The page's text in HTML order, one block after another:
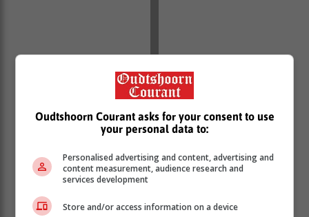
Oudtshoorn Courant asks for your consent to use
your personal data to:
Personalised advertising and content, advertising and
content measurement, audience research and
services development
Store and/or access information on a device